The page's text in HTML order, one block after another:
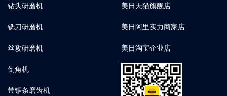
钻头研磨机
铣刀研磨机
丝攻研磨机
倒角机
带锯条磨齿机
美日天猫旗舰店
美日阿里实力商家店
美日淘宝企业店